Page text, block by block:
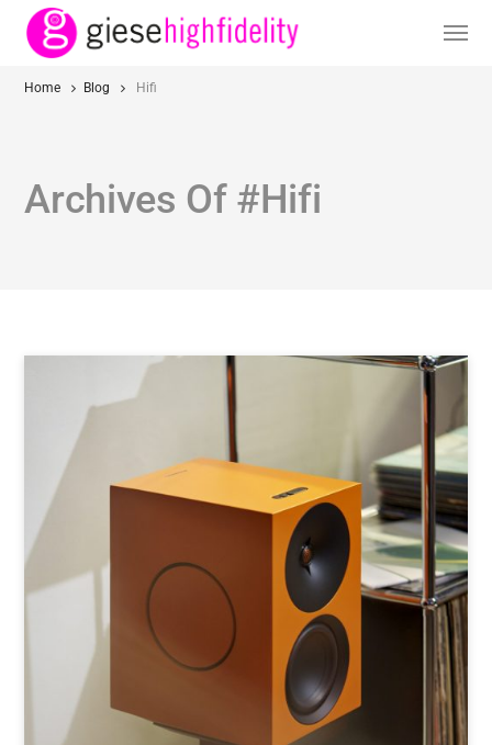
Home Blog Hifi
Archives Of #Hifi